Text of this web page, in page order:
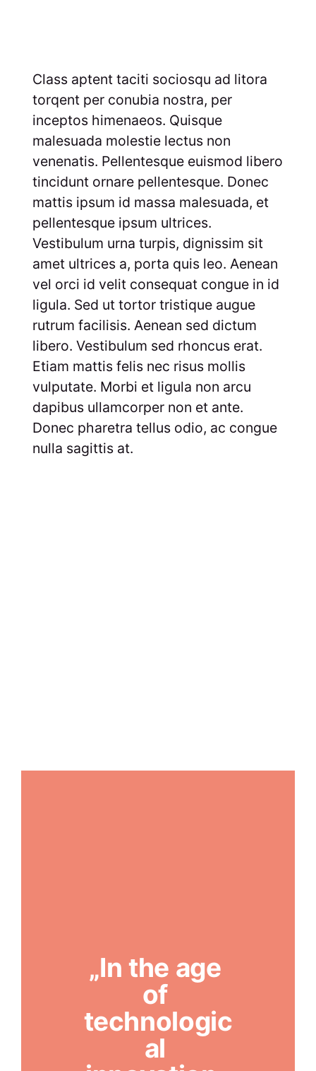
Class aptent taciti sociosqu ad litora
torqent per conubia nostra, per
inceptos himenaeos. Quisque
malesuada molestie lectus non
venenatis. Pellentesque euismod libero
tincidunt ornare pellentesque. Donec
mattis ipsum id massa malesuada, et
pellentesque ipsum ultrices.
Vestibulum urna turpis, dignissim sit
amet ultrices a, porta quis leo. Aenean
vel orci id velit consequat congue in id
ligula. Sed ut tortor tristique augue
rutrum facilisis. Aenean sed dictum
libero. Vestibulum sed rhoncus erat.
Etiam mattis felis nec risus mollis
vulputate. Morbi et ligula non arcu
dapibus ullamcorper non et ante.
Donec pharetra tellus odio, ac congue
nulla sagittis at.
„In the age
of
technologic
al